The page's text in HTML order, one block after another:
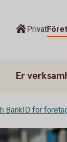
Privat
Er
BankID för